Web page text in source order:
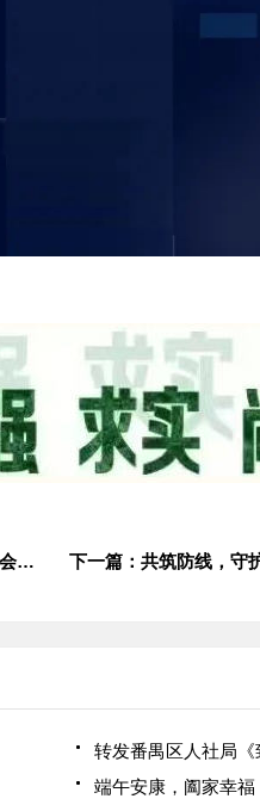
上一篇：一张思维导图，带你了解党的二十届三中全会公报 下一篇：共筑防线，守
端午安康，阖家幸福